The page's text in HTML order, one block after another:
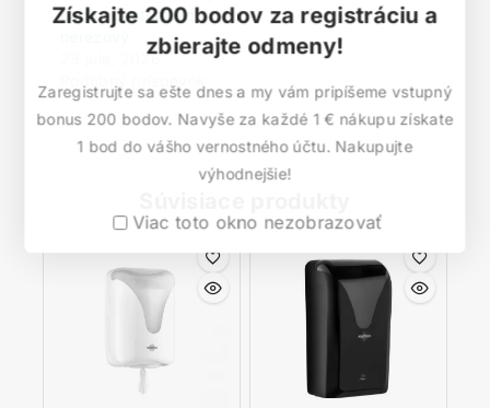
papier centerfeed
23 júla, 2026
Získajte 200 bodov za registráciu a
zbierajte odmeny!
Zaregistrujte sa ešte dnes a my vám pripíšeme vstupný
bonus 200 bodov. Navyše za každé 1 € nákupu získate
1 bod do vášho vernostného účtu. Nakupujte
výhodnejšie!
Viac toto okno nezobrazovať